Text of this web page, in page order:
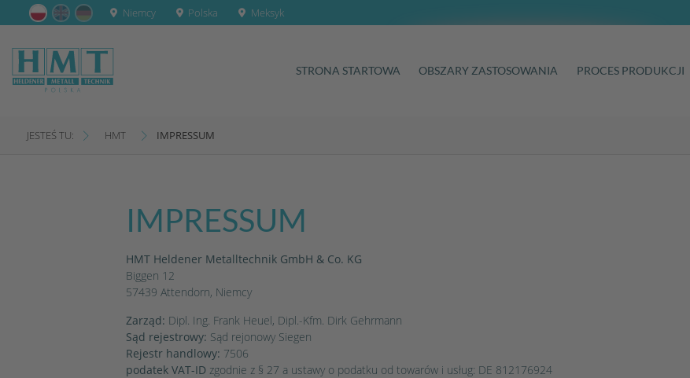
Niemcy Polska Meksyk
STRONA STARTOWA OBSZARY ZASTOSOWANIA PROCES PRODUKCJI
JESTEŚ TU: HMT IMPRESSUM
IMPRESSUM
HMT Heldener Metalltechnik GmbH & Co. KG
Biggen 12
57439 Attendorn, Niemcy
Zarząd: Dipl. Ing. Frank Heuel, Dipl.-Kfm. Dirk Gehrmann
Sąd rejestrowy: Sąd rejonowy Siegen
Rejestr handlowy: 7506
podatek VAT-ID zgodnie z § 27 a ustawy o podatku od towarów i usług: DE 812176924